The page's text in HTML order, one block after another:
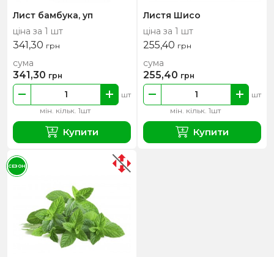
Лист бамбука, уп
ціна за 1 шт
341,30 грн
мін. кільк. 1шт
шт
сума
341,30 грн
Купити
Листя Шисо
ціна за 1 шт
255,40 грн
мін. кільк. 1шт
шт
сума
255,40 грн
Купити
СЕЗОН